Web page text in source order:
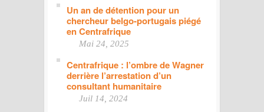
Un an de détention pour un
chercheur belgo-portugais piégé
en Centrafrique
Mai 24, 2025
Centrafrique : l’ombre de Wagner
derrière l’arrestation d’un
consultant humanitaire
Juil 14, 2024